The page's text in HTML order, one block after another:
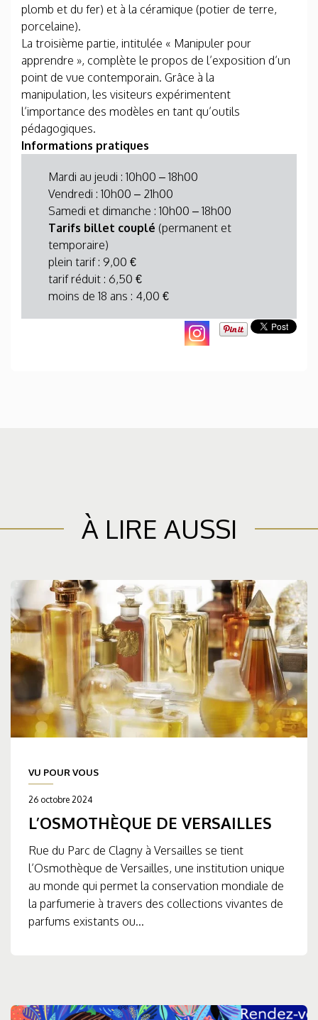
plomb et du fer) et à la céramique (potier de terre,
porcelaine). ​
La troisième partie, intitulée « Manipuler pour
apprendre », complète le propos de l’exposition d’un
point de vue contemporain. Grâce à la
manipulation, les visiteurs expérimentent
l’importance des modèles en tant qu’outils
pédagogiques.
Informations pratiques
Mardi au jeudi : 10h00 – 18h00
Vendredi : 10h00 – 21h00
Samedi et dimanche : 10h00 – 18h00
Tarifs billet couplé (permanent et
temporaire)
plein tarif : 9,00 €
tarif réduit : 6,50 €
moins de 18 ans : 4,00 €
À LIRE AUSSI
VU POUR VOUS
26 octobre 2024
L’OSMOTHÈQUE DE VERSAILLES
Rue du Parc de Clagny à Versailles se tient
l’Osmothèque de Versailles, une institution unique
au monde qui permet la conservation mondiale de
la parfumerie à travers des collections vivantes de
parfums existants ou...